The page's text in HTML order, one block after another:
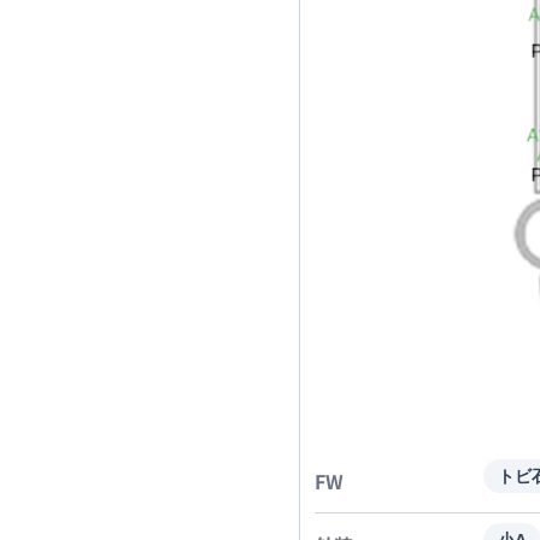
FW トビ